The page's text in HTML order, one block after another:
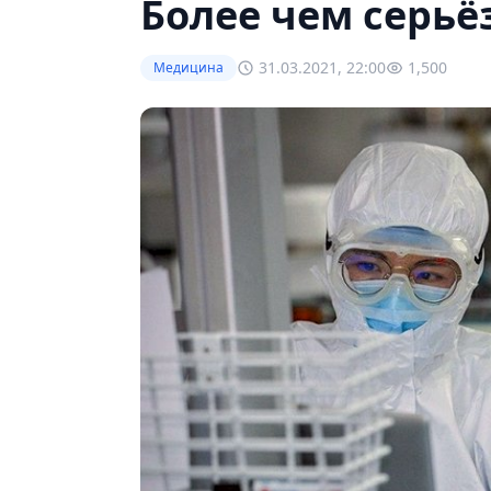
Более чем
Медицина 31.03.2021, 22:00 1,500